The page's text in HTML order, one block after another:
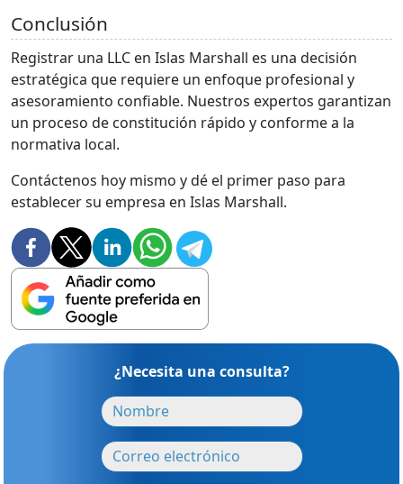
Conclusión
Registrar una LLC en Islas Marshall es una decisión
estratégica que requiere un enfoque profesional y
asesoramiento confiable. Nuestros expertos garantizan
un proceso de constitución rápido y conforme a la
normativa local.
Contáctenos hoy mismo y dé el primer paso para
establecer su empresa en Islas Marshall.
¿Necesita una consulta?